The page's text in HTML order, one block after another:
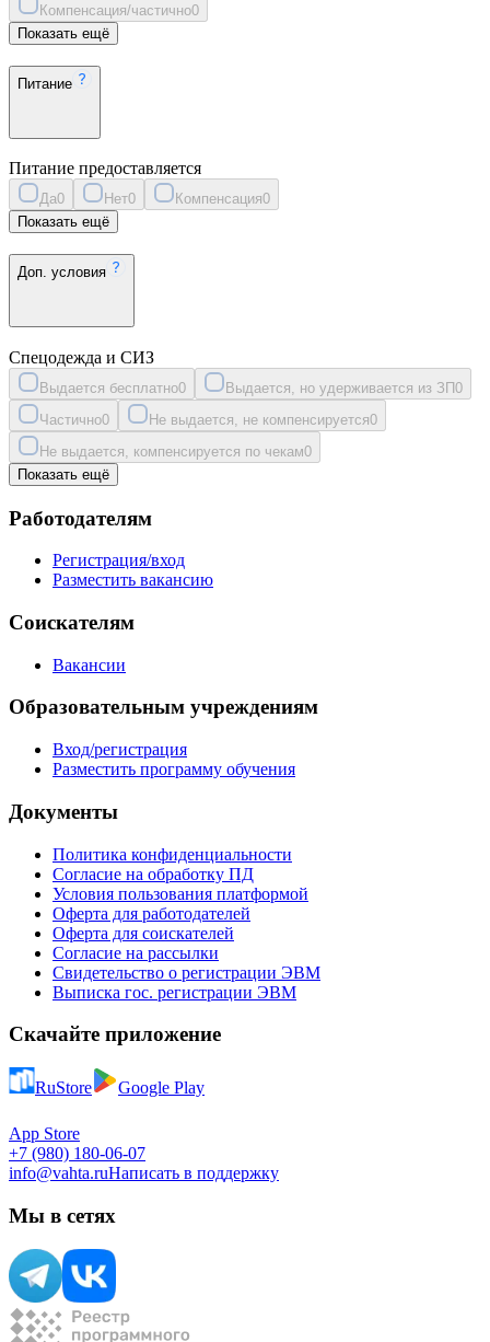
Компенсация/частично0
Показать ещё
Питание
Питание предоставляется
Да0 Нет0 Компенсация0
Показать ещё
Доп. условия
Спецодежда и СИЗ
Выдается бесплатно0 Выдается, но удерживается из ЗП0
Частично0 Не выдается, не компенсируется0
Не выдается, компенсируется по чекам0
Показать ещё
Работодателям
Регистрация/вход
Разместить вакансию
Соискателям
Вакансии
Образовательным учреждениям
Вход/регистрация
Разместить программу обучения
Документы
Политика конфиденциальности
Согласие на обработку ПД
Условия пользования платформой
Оферта для работодателей
Оферта для соискателей
Согласие на рассылки
Свидетельство о регистрации ЭВМ
Выписка гос. регистрации ЭВМ
Скачайте приложение
RuStore Google Play
App Store
+7 (980) 180-06-07
info@vahta.ruНаписать в поддержку
Мы в сетях